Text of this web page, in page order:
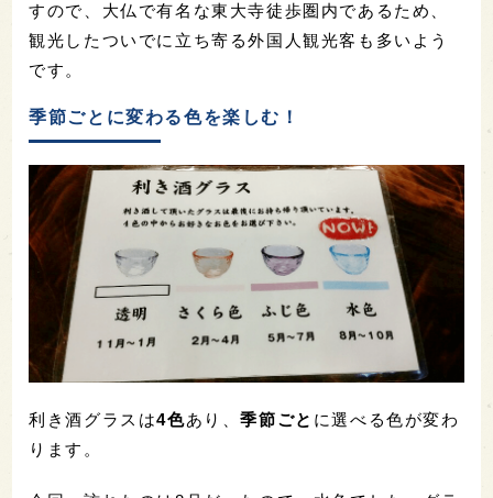
すので、大仏で有名な東大寺徒歩圏内であるため、
観光したついでに立ち寄る外国人観光客も多いよう
です。
季節ごとに変わる色を楽しむ！
利き酒グラスは4色あり、季節ごと に選べる色が変わ
ります。